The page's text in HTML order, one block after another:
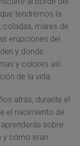
tendremos la
coladas, mares de
erupciones del
y donde
y colores así
de la vida.
atrás, durante el
el nacimiento de
sobre
y cómo eran